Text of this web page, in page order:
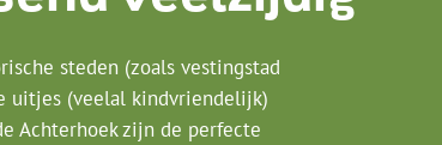
steden (zoals vestingstad
uitjes (veelal kindvriendelijk)
Achterhoek zijn de perfecte